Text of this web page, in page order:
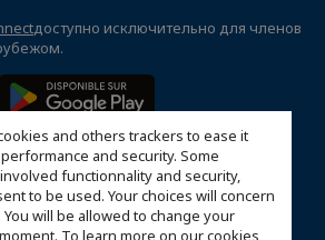
and others trackers to ease it
and security. Some
functionnality and security,
to be used. Your choices will concern
will be allowed to change your
To learn more on our cookies
доступно исключительно для членов